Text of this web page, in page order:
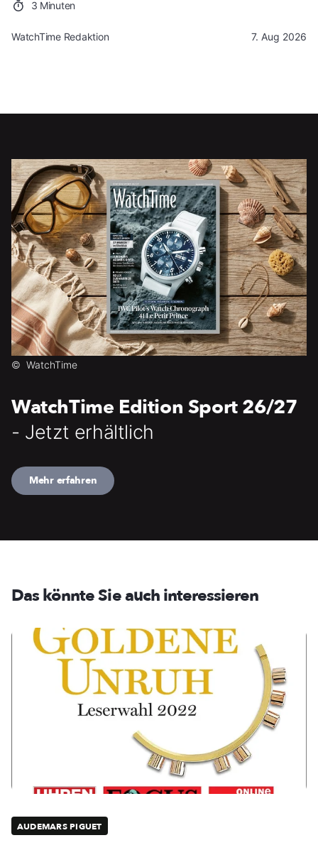
3 Minuten
WatchTime Redaktion 7. Aug 2026
© WatchTime
WatchTime Edition Sport 26/27
- Jetzt erhältlich
Mehr erfahren
Das könnte Sie auch interessieren
AUDEMARS PIGUET